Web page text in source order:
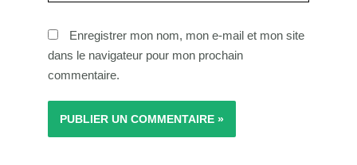
Enregistrer mon nom, mon e-mail et mon site
dans le navigateur pour mon prochain
commentaire.